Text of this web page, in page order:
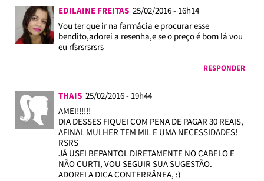
EDILAINE FREITAS 25/02/2016 - 16h14
Vou ter que ir na farmácia e procurar esse
bendito,adorei a resenha,e se o preço é bom lá vou
eu rfsrsrsrsrs
RESPONDER
THAIS 25/02/2016 - 19h44
AMEI!!!!!!
DIA DESSES FIQUEI COM PENA DE PAGAR 30 REAIS,
AFINAL MULHER TEM MIL E UMA NECESSIDADES!
RSRS
JÁ USEI BEPANTOL DIRETAMENTE NO CABELO E
NÃO CURTI, VOU SEGUIR SUA SUGESTÃO.
ADOREI A DICA CONTERRÂNEA, :)